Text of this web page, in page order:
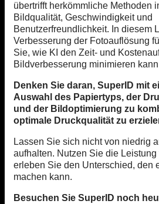
übertrifft herkömmliche Methoden
Bildqualität, Geschwindigkeit und
Benutzerfreundlichkeit. In diesem
Verbesserung der Fotoauflösung
Sie, wie KI den Zeit- und
Bildverbesserung minimieren
Denken Sie daran, SuperID mit
Auswahl des Papiertyps, der
und der Bildoptimierung zu
optimale Druckqualität zu
Lassen Sie sich nicht von niedrig
aufhalten. Nutzen Sie die Leistung
erleben Sie den Unterschied, den
machen kann.
Besuchen Sie SuperID noch